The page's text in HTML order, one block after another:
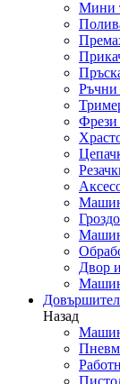
Мини
Ръчни
Фрези
Двор
Назад